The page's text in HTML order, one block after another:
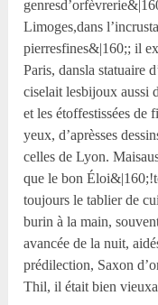
Limoges,dans
pierresfines&|160;; il
Paris, dansla statuaire
ciselait lesbijoux aussi
et les étoffestissées de
yeux, d’aprèsses
celles de Lyon.
que le bon
toujours le tablier de
burin à la main,
avancée de la nuit,
prédilection, Saxon
Thil, il était bien